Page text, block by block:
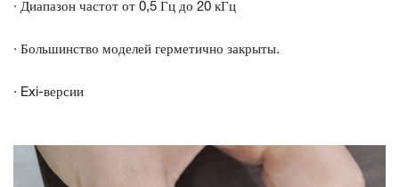
· Диапазон частот от 0,5 Гц до 20 кГц
· Большинство моделей герметично закрыты.
· Exi-версии